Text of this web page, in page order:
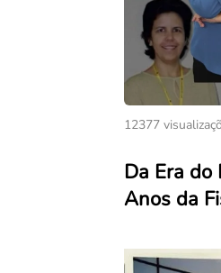
12377
Da Era
Anos da